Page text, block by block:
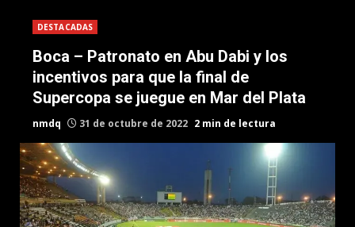
DESTACADAS
Boca – Patronato en Abu Dabi y los
incentivos para que la final de
Supercopa se juegue en Mar del Plata
nmdq 31 de octubre de 2022 2 min de lectura